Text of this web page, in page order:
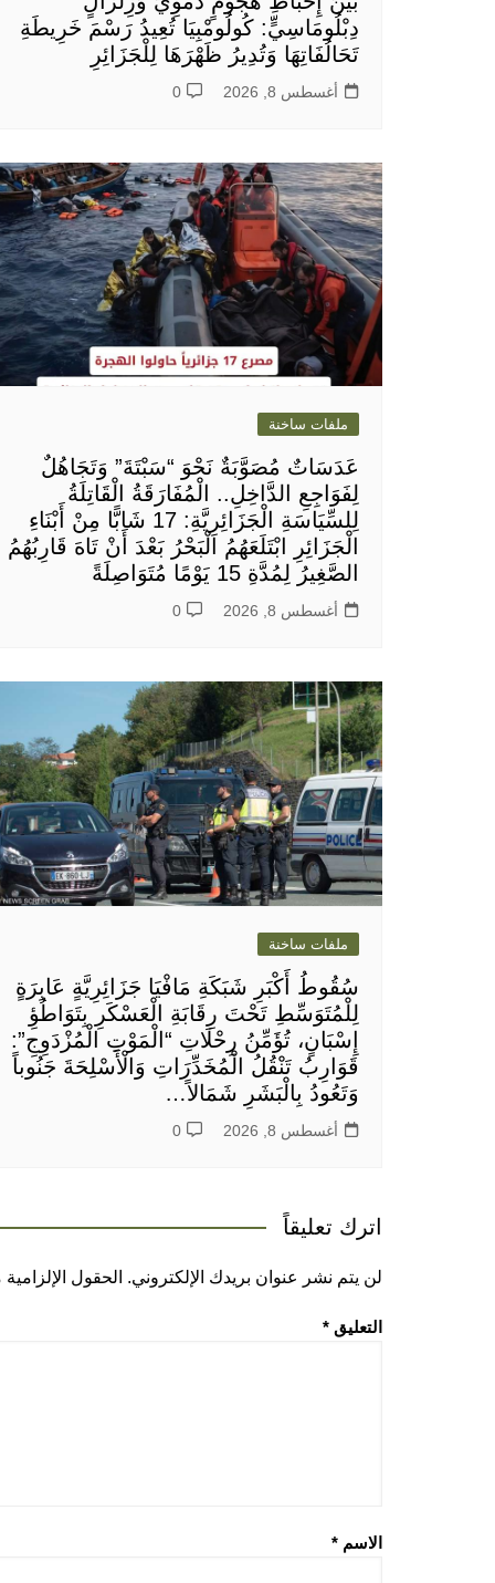
دِبْلُومَاسِيٍّ: كُولُومْبِيَا تُعِيدُ رَسْمَ خَرِيطَةِ
تَحَالُفَاتِهَا وَتُدِيرُ ظَهْرَهَا لِلْجَزَائِرِ
أغسطس 8, 2026 0
ملفات ساخنة
عَدَسَاتٌ مُصَوَّبَةٌ نَحْوَ “سَبْتَةَ” وَتَجَاهُلٌ
لِفَوَاجِعِ الدَّاخِلِ.. الْمُفَارَقَةُ الْقَاتِلَةُ
لِلسِّيَاسَةِ الْجَزَائِرِيَّةِ: 17 شَابًّا مِنْ أَبْنَاءِ
الْجَزَائِرِ ابْتَلَعَهُمُ الْبَحْرُ بَعْدَ أَنْ تَاهَ قَارِبُهُمُ
الصَّغِيرُ لِمُدَّةِ 15 يَوْمًا مُتَوَاصِلَةً
أغسطس 8, 2026 0
ملفات ساخنة
سُقُوطُ أَكْبَرِ شَبَكَةِ مَافْيَا جَزَائِرِيَّةٍ عَابِرَةٍ
لِلْمُتَوَسِّطِ تَحْتَ رِقَابَةِ الْعَسْكَرِ بِتَوَاطُؤِ
إِسْبَانٍ، تُؤَمِّنُ رِحْلَاتِ “الْمَوْتِ الْمُزْدَوِجِ”:
قَوَارِبُ تَنْقُلُ الْمُخَدِّرَاتِ وَالْأَسْلِحَةَ جَنُوباً
وَتَعُودُ بِالْبَشَرِ شَمَالاً…
أغسطس 8, 2026 0
اترك تعليقاً
لن يتم نشر عنوان بريدك الإلكتروني. الحقول الإلزامية
التعليق *
الاسم *